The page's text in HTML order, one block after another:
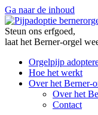
Ga naar de inhoud
Steun ons erfgoed,
laat het Berner-orgel
Orgelpijp
Hoe het werkt
Over het Berner-
Over het
Contact